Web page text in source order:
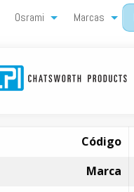
Osrami Marcas
Código
Marca